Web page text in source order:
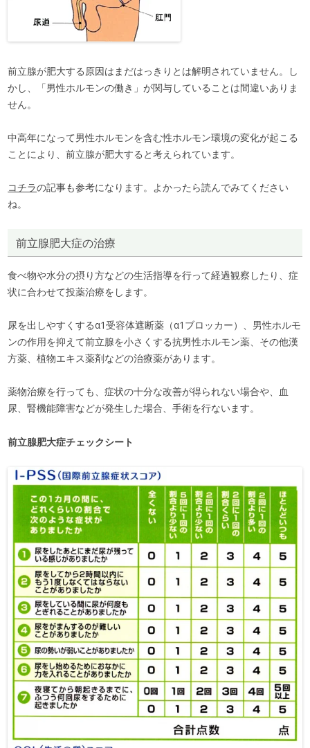
前立腺が肥大する原因はまだはっきりとは解明されていません。し
かし、「男性ホルモンの働き」が関与していることは間違いありま
せん。
中高年になって男性ホルモンを含む性ホルモン環境の変化が起こる
ことにより、前立腺が肥大すると考えられています。
コチラの記事も参考になります。よかったら読んでみてください
ね。
前立腺肥大症の治療
食べ物や水分の摂り方などの生活指導を行って経過観察したり、症
状に合わせて投薬治療をします。
尿を出しやすくするα1受容体遮断薬（α1ブロッカー）、男性ホルモ
ンの作用を抑えて前立腺を小さくする抗男性ホルモン薬、その他漢
方薬、植物エキス薬剤などの治療薬があります。
薬物治療を行っても、症状の十分な改善が得られない場合や、血
尿、腎機能障害などが発生した場合、手術を行ないます。
前立腺肥大症チェックシート